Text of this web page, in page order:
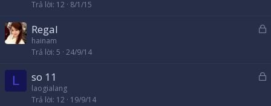
ó
Trả lời 12 8/1/15
ó
Regal
hainam
Trả lời 5 24/9/14
L so 11
laogialang
Trả lời 12 19/9/14